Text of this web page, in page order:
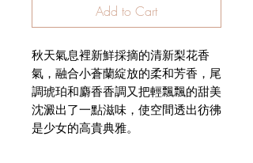
Add to Cart
秋天氣息裡新鮮採摘的清新梨花香
氣，融合小蒼蘭綻放的柔和芳香，尾
調琥珀和麝香香調又把輕飄飄的甜美
沈澱出了一點滋味，使空間透出彷彿
是少女的高貴典雅。